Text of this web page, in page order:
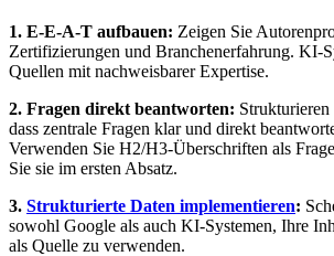
1. E-E-A-T aufbauen: Zeigen Sie
Zertifizierungen und Branchenerfahrung. KI-
Quellen mit nachweisbarer Expertise.
2. Fragen direkt beantworten:
dass zentrale Fragen klar und direkt
Verwenden Sie H2/H3-Überschriften als
Sie sie im ersten Absatz.
3. Strukturierte Daten implementieren:
sowohl Google als auch KI-Systemen, Ihre
als Quelle zu verwenden.